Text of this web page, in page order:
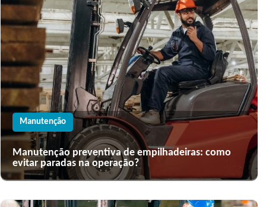
Manutenção
Manutenção preventiva de empilhadeiras: como
evitar paradas na operação?